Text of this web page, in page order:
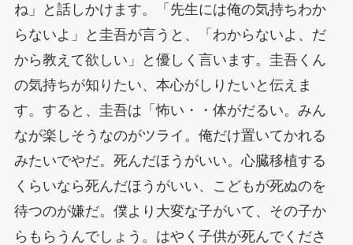
ね」と話しかけます。「先生には俺の気持ちわか
らないよ」と圭吾が言うと、「わからないよ、だ
から教えて欲しい」と優しく言います。圭吾くん
の気持ちが知りたい、本心がしりたいと伝えま
す。すると、圭吾は「怖い・・体がだるい。みん
なが楽しそうなのがツライ。俺だけ置いてかれる
みたいでやだ。死んだほうがいい。心臓移植する
くらいなら死んだほうがいい、こどもが死ぬのを
待つのが嫌だ。僕より大変な子がいて、その子か
らもらうんでしょう。はやく子供が死んでくださ